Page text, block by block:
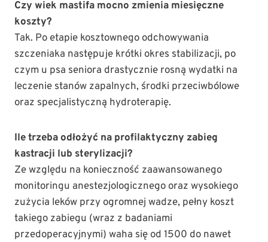
Czy wiek mastifa mocno zmienia miesięczne
koszty?
Tak. Po etapie kosztownego odchowywania
szczeniaka następuje krótki okres stabilizacji, po
czym u psa seniora drastycznie rosną wydatki na
leczenie stanów zapalnych, środki przeciwbólowe
oraz specjalistyczną hydroterapię.
Ile trzeba odłożyć na profilaktyczny zabieg
kastracji lub sterylizacji?
Ze względu na konieczność zaawansowanego
monitoringu anestezjologicznego oraz wysokiego
zużycia leków przy ogromnej wadze, pełny koszt
takiego zabiegu (wraz z badaniami
przedoperacyjnymi) waha się od 1500 do nawet